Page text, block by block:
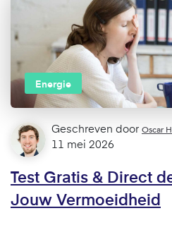
Energie
Geschreven door Oscar
11 mei 2026
Test Gratis & Direct
Jouw Vermoeidheid